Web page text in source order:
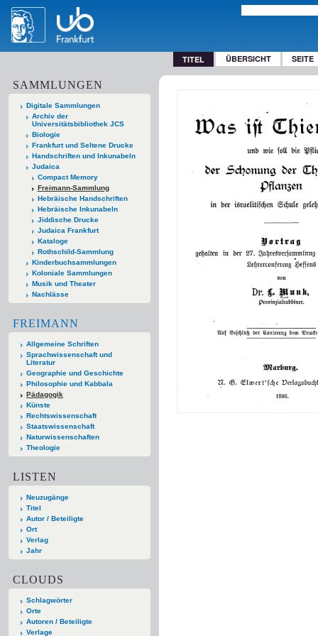
TITEL ÜBERSICHT SEITE
SAMMLUNGEN
Digitale Sammlungen
Archiv der
Universitätsbibliothek JCS
Biologie
Frankfurt und Seltene Drucke
Handschriften und Inkunabeln
Judaica
Compact Memory
Freimann-Sammlung
Hebräische Handschriften
Hebräische Inkunabeln
Jiddische Drucke
Judaica Frankfurt
Kataloge
Rothschild-Sammlung
Kinderbuchsammlungen
Koloniale Sammlungen
Musik und Theater
Nachlässe
FREIMANN
Allgemeine Schriften
Sprachwissenschaft und
Literatur
Geographie und Geschichte
Philosophie und Kabbala
Pädagogik
Künste
Rechtswissenschaft
Staatswissenschaft
Naturwissenschaften
Theologie
LISTEN
Neuzugänge
Titel
Autor / Beteiligte
Ort
Verlag
Jahr
CLOUDS
Schlagwörter
Orte
Autoren / Beteiligte
Verlage